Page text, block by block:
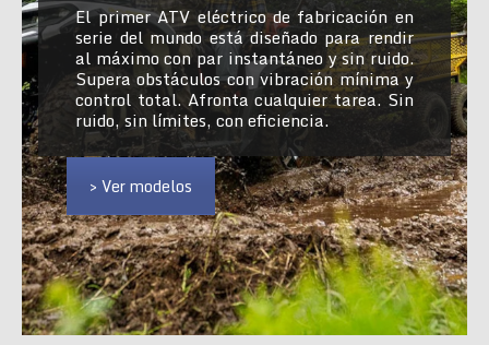
El primer ATV eléctrico de fabricación en
serie del mundo está diseñado para rendir
al máximo con par instantáneo y sin ruido.
Supera obstáculos con vibración mínima y
control total. Afronta cualquier tarea. Sin
ruido, sin límites, con eficiencia.
> Ver modelos